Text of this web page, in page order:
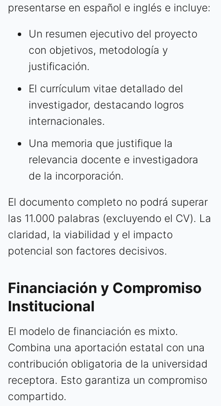
presentarse en español e inglés e incluye:
Un resumen ejecutivo del proyecto
con objetivos, metodología y
justificación.
El currículum vitae detallado del
investigador, destacando logros
internacionales.
Una memoria que justifique la
relevancia docente e investigadora
de la incorporación.
El documento completo no podrá superar
las 11.000 palabras (excluyendo el CV). La
claridad, la viabilidad y el impacto
potencial son factores decisivos.
Financiación y Compromiso
Institucional
El modelo de financiación es mixto.
Combina una aportación estatal con una
contribución obligatoria de la universidad
receptora. Esto garantiza un compromiso
compartido.